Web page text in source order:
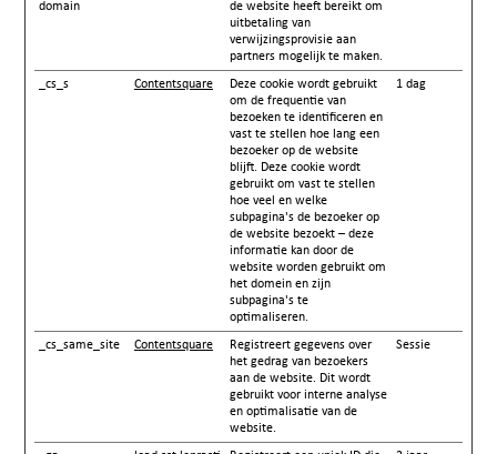
domain
de website heeft bereikt om
uitbetaling van
verwijzingsprovisie aan
partners mogelijk te maken.
_cs_s Contentsquare
Deze cookie wordt gebruikt
om de frequentie van
bezoeken te identificeren en
vast te stellen hoe lang een
bezoeker op de website
blijft. Deze cookie wordt
gebruikt om vast te stellen
hoe veel en welke
subpagina's de bezoeker op
de website bezoekt – deze
informatie kan door de
website worden gebruikt om
het domein en zijn
subpagina's te
optimaliseren.
1 dag
_cs_same_site Contentsquare
Registreert gegevens over
het gedrag van bezoekers
aan de website. Dit wordt
gebruikt voor interne analyse
en optimalisatie van de
website.
Sessie